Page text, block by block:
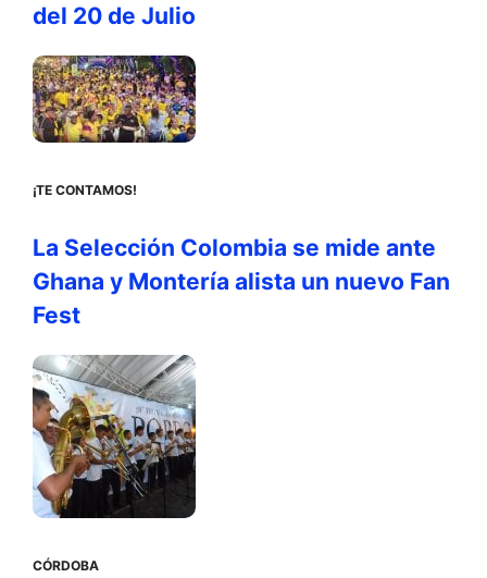
del 20 de Julio
¡TE CONTAMOS!
La Selección Colombia se mide ante
Ghana y Montería alista un nuevo Fan
Fest
CÓRDOBA